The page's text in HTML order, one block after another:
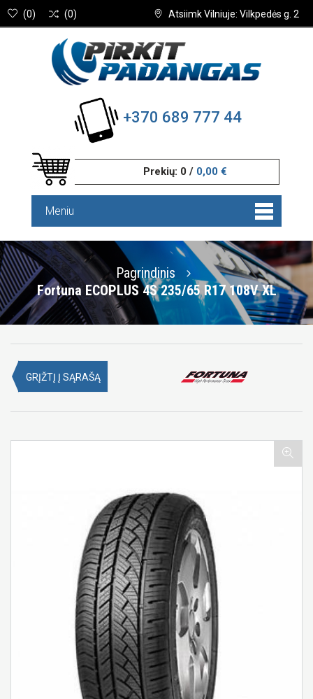
Atsiimk Vilniuje: Vilkpedės g. 2
(0) (0)
+370 689 777 44
Prekių: 0 / 0,00 €
Meniu
Pagrindinis
Fortuna ECOPLUS 4S 235/65 R17 108V XL
GRĮŽTĮ Į SĄRAŠĄ